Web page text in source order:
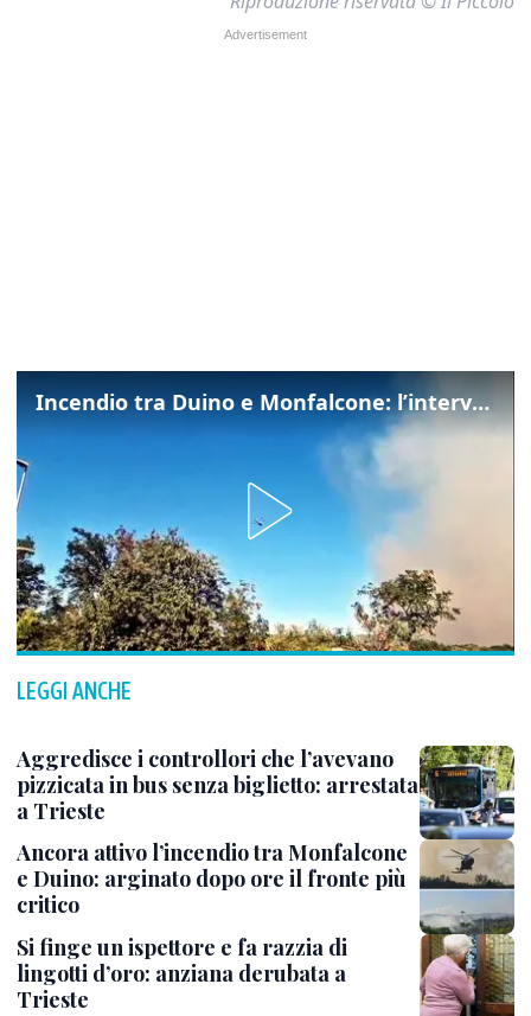
Incendio tra Duino e Monfalcone: l’intervento dei vigili del fuoco
LEGGI ANCHE
Aggredisce i controllori che l’avevano
pizzicata in bus senza biglietto: arrestata
a Trieste
Ancora attivo l’incendio tra Monfalcone
e Duino: arginato dopo ore il fronte più
critico
Si finge un ispettore e fa razzia di
lingotti d’oro: anziana derubata a
Trieste